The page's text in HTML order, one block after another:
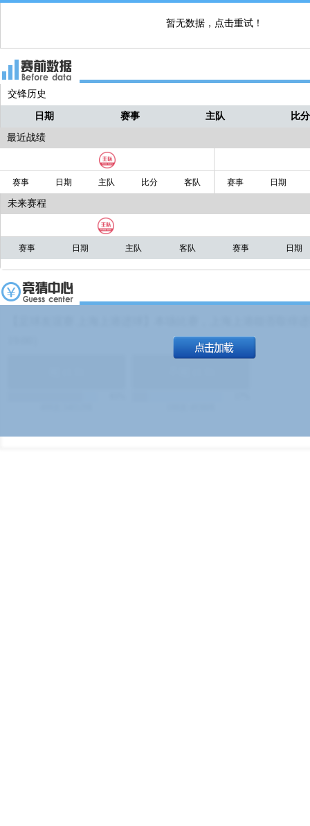
暂无数据，点击重试！
交锋历史
日期 赛事 主队 比分
最近战绩
赛事 日期 主队 比分 客队 赛事 日期
未来赛程
赛事 日期 主队 客队 赛事 日期